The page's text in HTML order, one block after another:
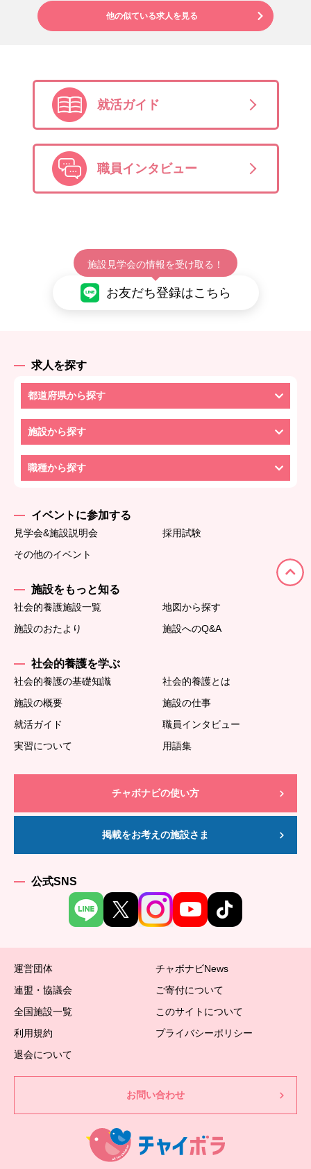
他の似ている求人を見る
就活ガイド
職員インタビュー
施設見学会の情報を受け取る！
お友だち登録はこちら
求人を探す
都道府県から探す
施設から探す
職種から探す
イベントに参加する
見学会&施設説明会
採用試験
その他のイベント
施設をもっと知る
社会的養護施設一覧
地図から探す
施設のおたより
施設へのQ&A
社会的養護を学ぶ
社会的養護の基礎知識
社会的養護とは
施設の概要
施設の仕事
就活ガイド
職員インタビュー
実習について
用語集
チャボナビの使い方
掲載をお考えの施設さま
公式SNS
運営団体
チャボナビNews
連盟・協議会
ご寄付について
全国施設一覧
このサイトについて
利用規約
プライバシーポリシー
退会について
お問い合わせ